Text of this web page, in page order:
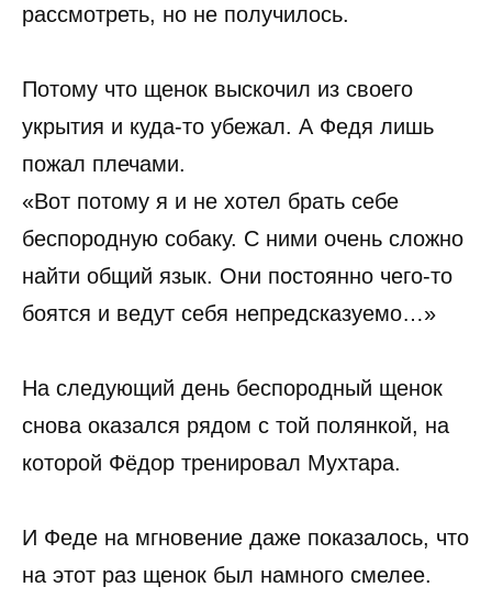
рассмотреть, но не получилось.
Потому что щенок выскочил из своего
укрытия и куда-то убежал. А Федя лишь
пожал плечами.
«Вот потому я и не хотел брать себе
беспородную собаку. С ними очень сложно
найти общий язык. Они постоянно чего-то
боятся и ведут себя непредсказуемо…»
На следующий день беспородный щенок
снова оказался рядом с той полянкой, на
которой Фёдор тренировал Мухтара.
И Феде на мгновение даже показалось, что
на этот раз щенок был намного смелее.